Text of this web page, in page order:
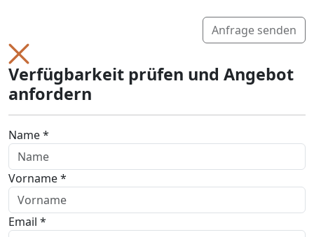
Anfrage senden
Verfügbarkeit prüfen und Angebot
anfordern
Name *
Vorname *
Email *